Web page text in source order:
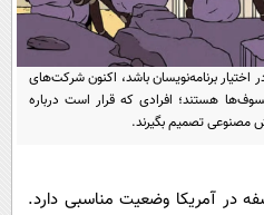
مغز
سلاح
اقتصاد
ورزش
فناوری
2
ها و دیدنی ها
کوتاه
روانشناسی
زبان
اختیار برنامه‌نویسان باشد، اکنون شرکت‌های
هستند؛ افرادی که قرار است درباره
مصنوعی تصمیم بگیرند.
در آمریکا وضعیت مناسبی دارد.